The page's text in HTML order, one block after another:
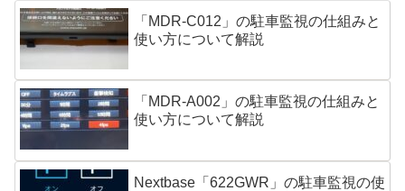
「MDR-C012」の駐車監視の仕組みと
使い方について解説
「MDR-A002」の駐車監視の仕組みと
使い方について解説
Nextbase「622GWR」の駐車監視の使